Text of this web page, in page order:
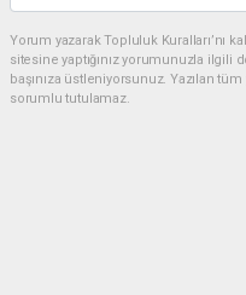
Yorum yazarak Topluluk Kuralları’nı
sitesine yaptığınız yorumunuzla ilgili
başınıza üstleniyorsunuz. Yazılan
sorumlu tutulamaz.